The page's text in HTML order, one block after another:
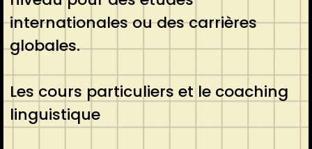
internationales ou des carrières
globales.
Les cours particuliers et le coaching
linguistique